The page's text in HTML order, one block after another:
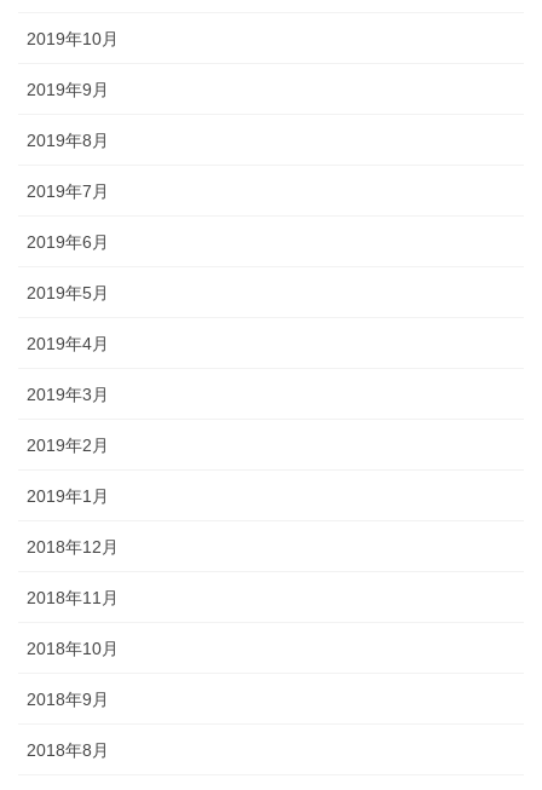
2019年10月
2019年9月
2019年8月
2019年7月
2019年6月
2019年5月
2019年4月
2019年3月
2019年2月
2019年1月
2018年12月
2018年11月
2018年10月
2018年9月
2018年8月